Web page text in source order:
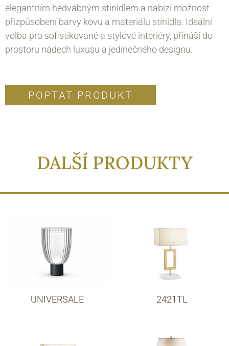
elegantním hedvábným stínidlem a nabízí možnost
přizpůsobení barvy kovu a materiálu stínidla. Ideální
volba pro sofistikované a stylové interiéry, přináší do
prostoru nádech luxusu a jedinečného designu.
POPTAT PRODUKT
DALŠÍ PRODUKTY
UNIVERSALE 2421TL